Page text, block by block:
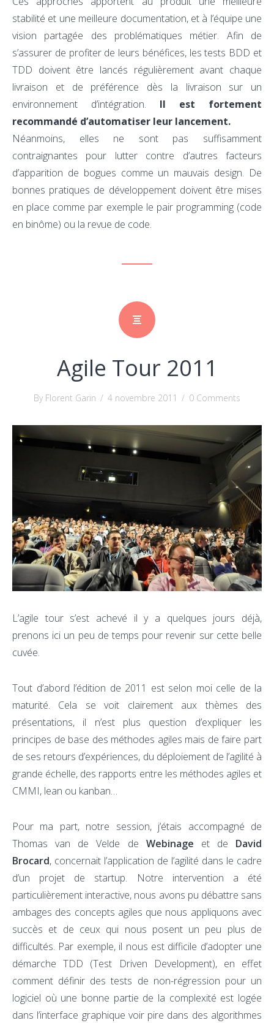
stabilité et une meilleure documentation, et à l’équipe une
vision partagée des problématiques métier. Afin de
s’assurer de profiter de leurs bénéfices, les tests BDD et
TDD doivent être lancés régulièrement avant chaque
livraison et de préférence dès la livraison sur un
environnement d’intégration. Il est fortement
recommandé d’automatiser leur lancement.
Néanmoins, elles ne sont pas suffisamment
contraignantes pour lutter contre d’autres facteurs
d’apparition de bogues comme un mauvais design. De
bonnes pratiques de développement doivent être mises
en place comme par exemple le pair programming (code
en binôme) ou la revue de code.
Agile Tour 2011
By Florent Garin / 4 novembre 2011 / 0 Comments
L’agile tour s’est achevé il y a quelques jours déjà,
prenons ici un peu de temps pour revenir sur cette belle
cuvée.
Tout d’abord l’édition de 2011 est selon moi celle de la
maturité. Cela se voit clairement aux thèmes des
présentations, il n’est plus question d’expliquer les
principes de base des méthodes agiles mais de faire part
de ses retours d’expériences, du déploiement de l’agilité à
grande échelle, des rapports entre les méthodes agiles et
CMMI, lean ou kanban…
Pour ma part, notre session, j’étais accompagné de
Thomas van de Velde de Webinage et de David
Brocard, concernait l’application de l’agilité dans le cadre
d’un projet de startup. Notre intervention a été
particulièrement interactive, nous avons pu débattre sans
ambages des concepts agiles que nous appliquons avec
succès et de ceux qui nous posent un peu plus de
difficultés. Par exemple, il nous est difficile d’adopter une
démarche TDD (Test Driven Development), en effet
comment définir des tests de non-régression pour un
logiciel où une bonne partie de la complexité est logée
dans l’interface graphique voir pire dans des algorithmes